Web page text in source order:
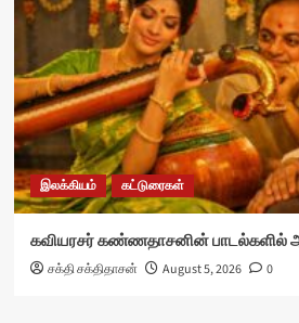
இலக்கியம் கட்டுரைகள்
கவியரசர் கண்ணதாசனின் பாடல்களில்
சக்தி சக்திதாசன் August 5, 2026 0